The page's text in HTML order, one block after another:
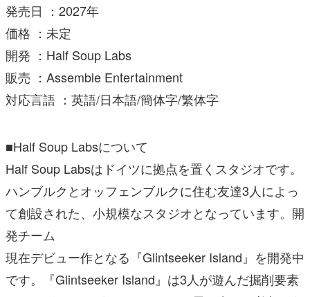
発売日 ：2027年
価格 ：未定
開発 ：Half Soup Labs
販売 ：Assemble Entertainment
対応言語 ：英語/日本語/簡体字/繁体字
■Half Soup Labsについて
Half Soup Labsはドイツに拠点を置くスタジオです。
ハンブルクとオッフェンブルクに住む友達3人によっ
て創設された、小規模なスタジオとなっています。開
発チーム
現在デビュー作となる『Glintseeker Island』を開発中
です。『Glintseeker Island』は3人が遊んだ掘削要素